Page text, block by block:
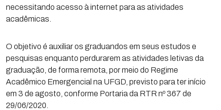
necessitando acesso à internet para as atividades
acadêmicas.
O objetivo é auxiliar os graduandos em seus estudos e
pesquisas enquanto perdurarem as atividades letivas da
graduação, de forma remota, por meio do Regime
Acadêmico Emergencial na UFGD, previsto para ter início
em 3 de agosto, conforme Portaria da RTR nº 367 de
29/06/2020.